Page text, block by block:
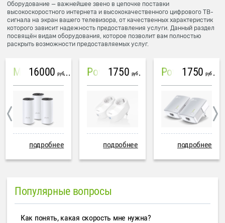
Оборудование — важнейшее звено в цепочке поставки
высокоскоростного интернета и высококачественного цифрового ТВ-
сигнала на экран вашего телевизора, от качественных характеристик
которого зависит надежность предоставления услуги. Данный раздел
посвящён видам оборудования, которое позволит вам полностью
раскрыть возможности предоставляемых услуг.
Mesh система TP-Link Deco M4 (3 устройства)
16000 руб
подробнее
PowerLine Tenda PH6
1750 руб
подробнее
PowerLine TP-Link AV600
1750 руб
подробнее
Популярные вопросы
Как понять, какая скорость мне нужна?